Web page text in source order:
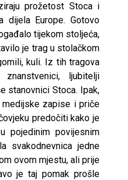
prožetost Stoca i
dijela Europe. Gotovo
tijekom stoljeća,
je trag u stolačkom
kuli. Iz tih tragova
ljubitelji
stanovnici Stoca. Ipak,
zapise i priče
predočiti kako je
pojedinim povijesnim
svakodnevnica jedne
ovom mjestu, ali prije
je taj pomak prošle